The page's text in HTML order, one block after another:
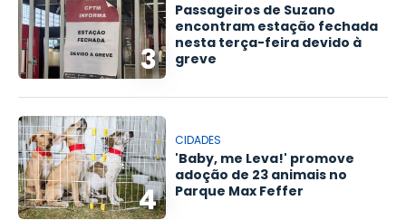
3
Passageiros de Suzano
encontram estação fechada
nesta terça-feira devido à
greve
4
CIDADES
'Baby, me Leva!' promove
adoção de 23 animais no
Parque Max Feffer